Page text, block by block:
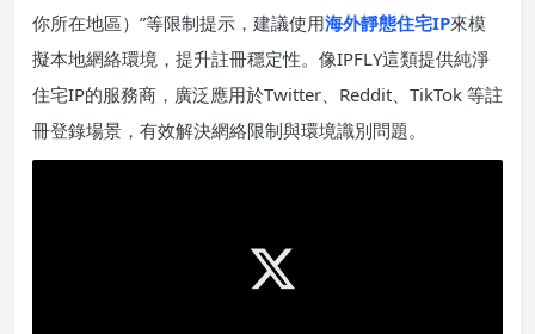
你所在地區）”等限制提示，建議使用海外靜態住宅IP來模
擬本地網絡環境，提升註冊穩定性。像IPFLY這類提供純淨
住宅IP的服務商，廣泛應用於Twitter、Reddit、TikTok 等註
冊登錄場景，有效解決網絡限制與環境識別問題。